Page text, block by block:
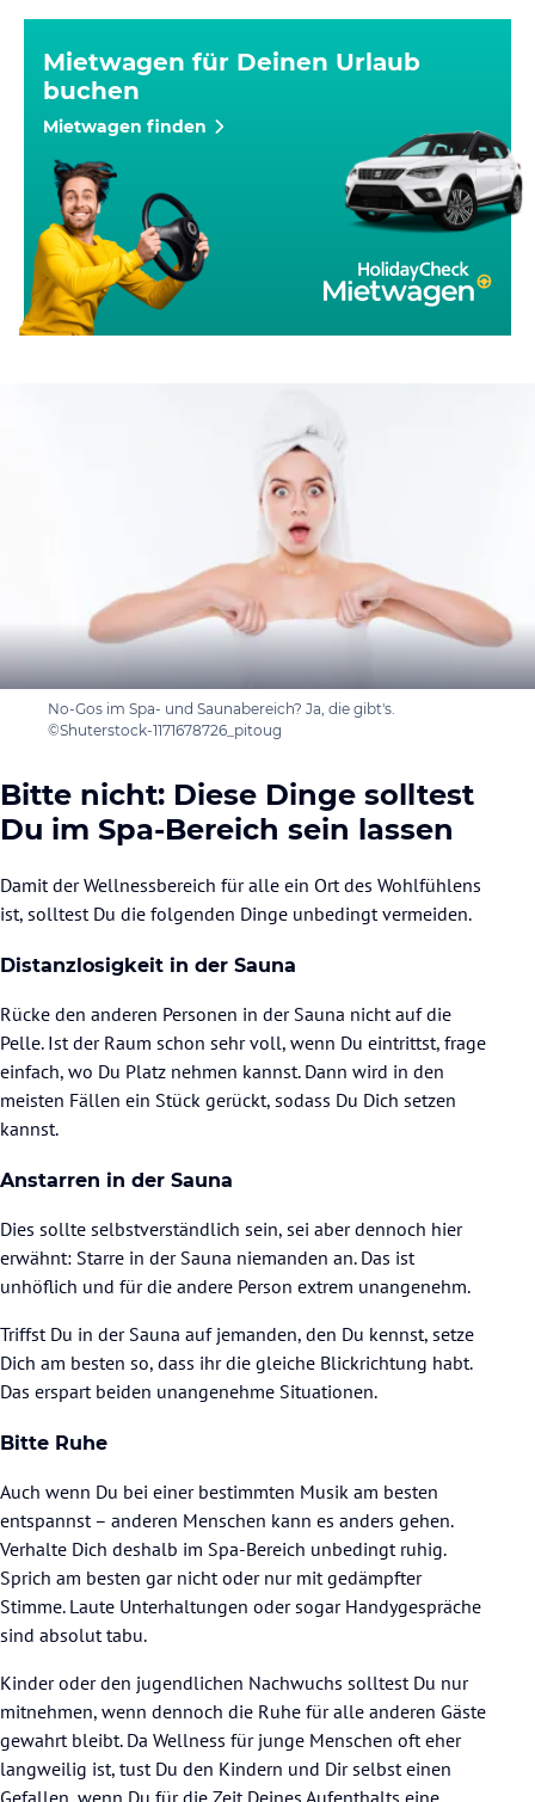
Mietwagen für Deinen Urlaub
buchen
Mietwagen finden
No-Gos im Spa- und Saunabereich? Ja, die gibt's.
©Shuterstock-1171678726_pitoug
Bitte nicht: Diese Dinge solltest
Du im Spa-Bereich sein lassen
Damit der Wellnessbereich für alle ein Ort des Wohlfühlens
ist, solltest Du die folgenden Dinge unbedingt vermeiden.
Distanzlosigkeit in der Sauna
Rücke den anderen Personen in der Sauna nicht auf die
Pelle. Ist der Raum schon sehr voll, wenn Du eintrittst, frage
einfach, wo Du Platz nehmen kannst. Dann wird in den
meisten Fällen ein Stück gerückt, sodass Du Dich setzen
kannst.
Anstarren in der Sauna
Dies sollte selbstverständlich sein, sei aber dennoch hier
erwähnt: Starre in der Sauna niemanden an. Das ist
unhöflich und für die andere Person extrem unangenehm.
Triffst Du in der Sauna auf jemanden, den Du kennst, setze
Dich am besten so, dass ihr die gleiche Blickrichtung habt.
Das erspart beiden unangenehme Situationen.
Bitte Ruhe
Auch wenn Du bei einer bestimmten Musik am besten
entspannst – anderen Menschen kann es anders gehen.
Verhalte Dich deshalb im Spa-Bereich unbedingt ruhig.
Sprich am besten gar nicht oder nur mit gedämpfter
Stimme. Laute Unterhaltungen oder sogar Handygespräche
sind absolut tabu.
Kinder oder den jugendlichen Nachwuchs solltest Du nur
mitnehmen, wenn dennoch die Ruhe für alle anderen Gäste
gewahrt bleibt. Da Wellness für junge Menschen oft eher
langweilig ist, tust Du den Kindern und Dir selbst einen